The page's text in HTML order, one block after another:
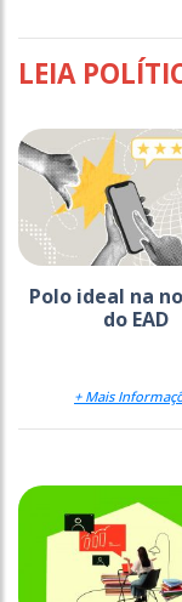
LEIA
Polo ideal na
do EAD
+ Mais